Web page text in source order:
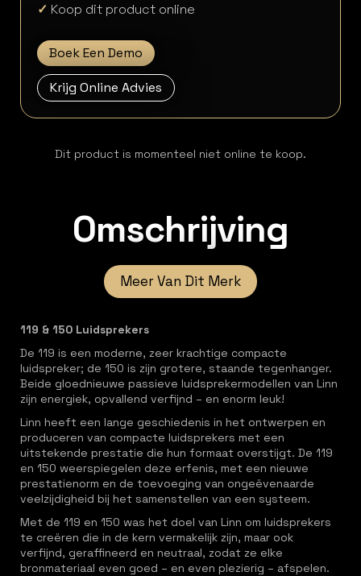
✓ Koop dit product online
Boek Een Demo
Krijg Online Advies
Dit product is momenteel niet online te koop.
Omschrijving
Meer Van Dit Merk
119 & 150 Luidsprekers
De 119 is een moderne, zeer krachtige compacte
luidspreker; de 150 is zijn grotere, staande tegenhanger.
Beide gloednieuwe passieve luidsprekermodellen van Linn
zijn energiek, opvallend verfijnd – en enorm leuk!
Linn heeft een lange geschiedenis in het ontwerpen en
produceren van compacte luidsprekers met een
uitstekende prestatie die hun formaat overstijgt. De 119
en 150 weerspiegelen deze erfenis, met een nieuwe
prestatienorm en de toevoeging van ongeëvenaarde
veelzijdigheid bij het samenstellen van een systeem.
Met de 119 en 150 was het doel van Linn om luidsprekers
te creëren die in de kern vermakelijk zijn, maar ook
verfijnd, geraffineerd en neutraal, zodat ze elke
bronmateriaal even goed – en even plezierig – afspelen.